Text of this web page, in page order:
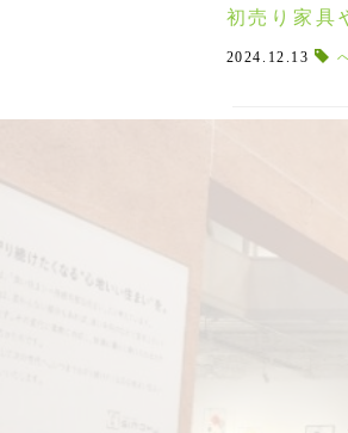
初売り家具
試しプレゼ
2024.12.13